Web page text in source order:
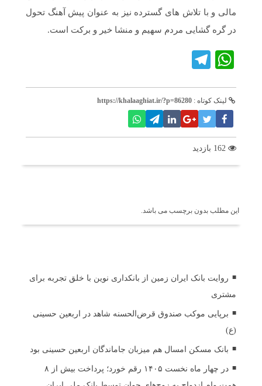
مالی و با تلاش های گسترده نیز به عنوان پیش آهنگ تحول
در گره گشایی مردم سهیم و منشا خیر و برکت است.
WhatsApp
لینک کوتاه : https://khalaaghiat.ir/?p=86280
این مطلب بدون برچسب می باشد.
روایت بانک ایران زمین از بانکداری نوین با خلق تجربه برای
مشتری
برپایی موکب صندوق قرض‌الحسنه شاهد در اربعین حسینی
(ع)
بانک مسکن امسال هم میزبان جاماندگان اربعین حسینی بود
در چهار ماه نخست ۱۴۰۵ رقم خورد؛ پرداخت بیش از ۸